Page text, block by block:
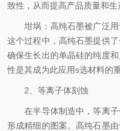
致性，从而提高产品质量和生
坩埚：高纯石墨被广泛用
这个过程中，高纯石墨提供
确保生长出的单晶硅的纯度
性是其成为此应用s选材料的
2、等离子体刻蚀
在半导体制造中，等离子
形成精细的图案。高纯石墨